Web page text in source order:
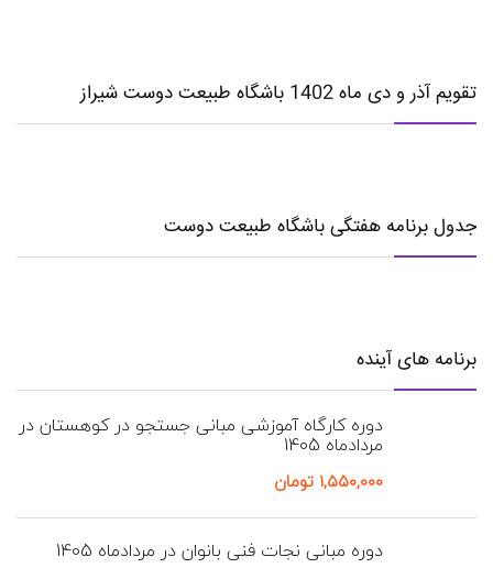
تقویم آذر و دی ماه 1402 باشگاه طبیعت دوست شیراز
جدول برنامه هفتگی باشگاه طبیعت دوست
برنامه های آینده
دوره کارگاه آموزشی مبانی جستجو در کوهستان در
مردادماه 1405
۱,۵۵۰,۰۰۰ تومان
دوره مبانی نجات فنی بانوان در مردادماه 1405